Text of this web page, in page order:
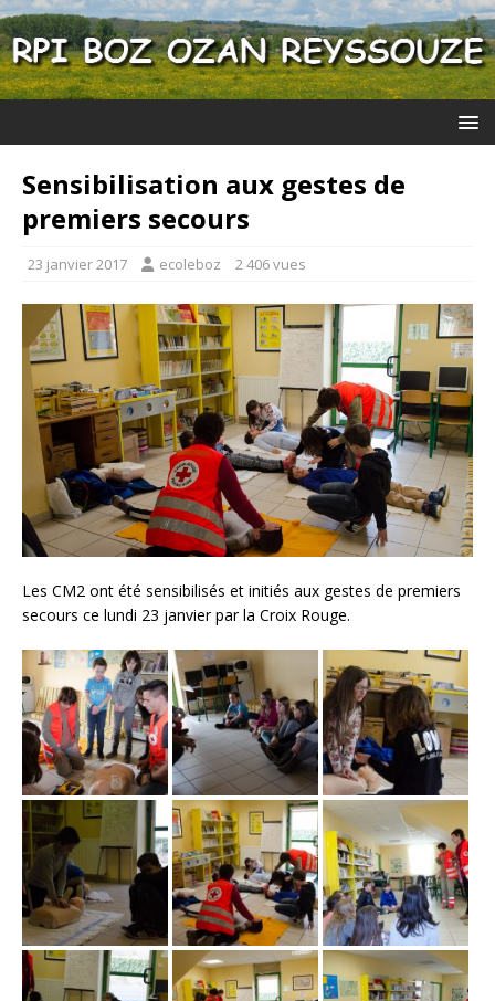
Sensibilisation aux gestes de
premiers secours
23 janvier 2017 ecoleboz 2 406 vues
Les CM2 ont été sensibilisés et initiés aux gestes de premiers
secours ce lundi 23 janvier par la Croix Rouge.